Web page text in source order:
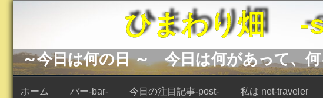
コ
へ
ス
キ
ひまわり畑 -
～今日は何の日 ～ 今日は何があって、
ホーム バー-bar- 今日の注目記事-post- 私は net-traveler